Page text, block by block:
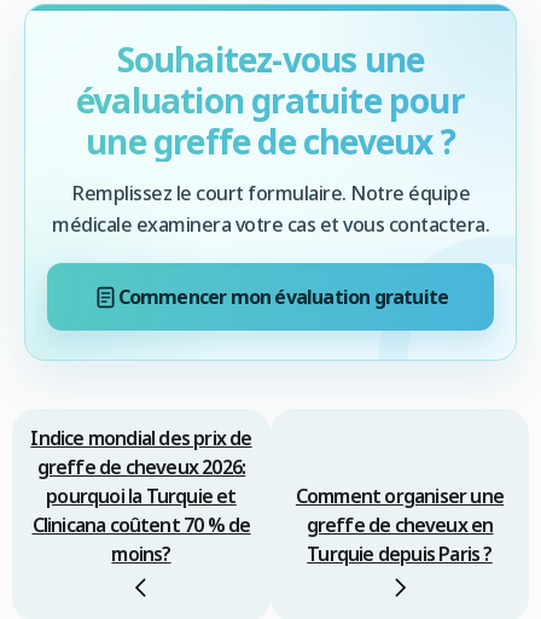
Souhaitez-vous une
évaluation gratuite pour
une greffe de cheveux ?
Remplissez le court formulaire. Notre équipe
médicale examinera votre cas et vous contactera.
Commencer mon évaluation gratuite
Indice mondial des prix de
greffe de cheveux 2026:
pourquoi la Turquie et
Clinicana coûtent 70 % de
moins?
Comment organiser une
greffe de cheveux en
Turquie depuis Paris ?